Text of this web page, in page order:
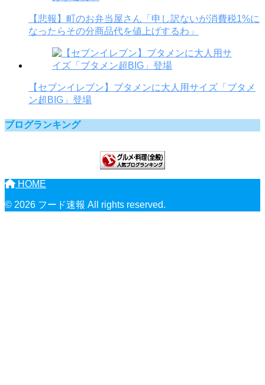
【悲報】町のお弁当屋さん「申し訳ないが消費税1%に
なったらその分商品代を値上げするわ」
【セブンイレブン】ブタメンに大人用サイズ「ブタメ
ン超BIG」登場
ブログランキング
HOME
© 2026 フード速報 All rights reserved.